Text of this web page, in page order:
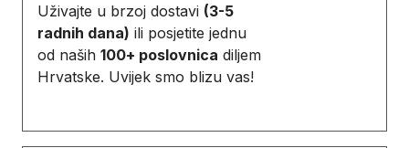
Uživajte u brzoj dostavi (3-5
radnih dana) ili posjetite jednu
od naših 100+ poslovnica diljem
Hrvatske. Uvijek smo blizu vas!